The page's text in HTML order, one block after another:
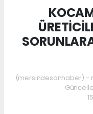
(mersindesonhaber) -